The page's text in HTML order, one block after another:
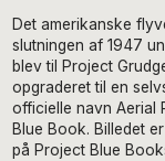
Det amerikanske
slutningen af 1947
blev til Project
opgraderet til en
officielle navn Aerial
Blue Book. Billedet
på Project Blue